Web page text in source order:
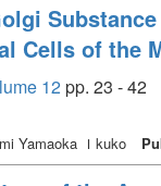
Cells of the
12pp. 23 - 42
Yamaoka Ｉkuko